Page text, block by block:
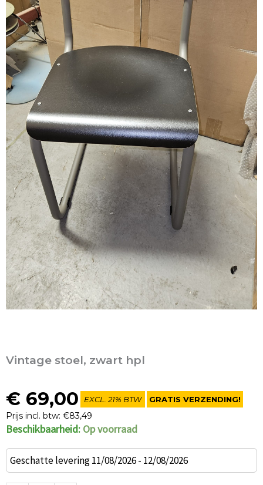
Vintage stoel, zwart hpl
€ 69,00
Prijs incl. btw: €83,49
EXCL. 21% BTW GRATIS VERZENDING!
Beschikbaarheid: Op voorraad
Geschatte levering 11/08/2026 - 12/08/2026
stoel,
zwart